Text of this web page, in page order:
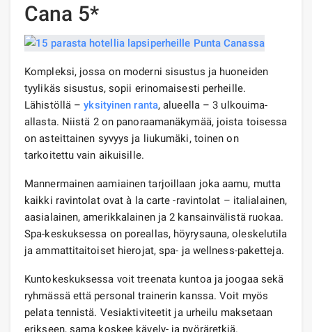
Cana 5*
Kompleksi, jossa on moderni sisustus ja huoneiden
tyylikäs sisustus, sopii erinomaisesti perheille.
Lähistöllä –yksityinen ranta, alueella – 3 ulkouima-
allasta. Niistä 2 on panoraamanäkymää, joista toisessa
on asteittainen syvyys ja liukumäki, toinen on
tarkoitettu vain aikuisille.
Mannermainen aamiainen tarjoillaan joka aamu, mutta
kaikki ravintolat ovat à la carte -ravintolat – italialainen,
aasialainen, amerikkalainen ja 2 kansainvälistä ruokaa.
Spa-keskuksessa on poreallas, höyrysauna, oleskelutila
ja ammattitaitoiset hierojat, spa- ja wellness-paketteja.
Kuntokeskuksessa voit treenata kuntoa ja joogaa sekä
ryhmässä että personal trainerin kanssa. Voit myös
pelata tennistä. Vesiaktiviteetit ja urheilu maksetaan
erikseen, sama koskee kävely- ja pyöräretkiä.